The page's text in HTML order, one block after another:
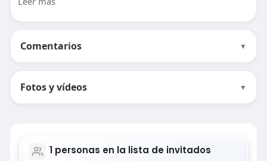
ofrecen ropa y material deportivo de segunda mano o
segunda vida a botas, esquís, mochilas o bicicletas.
Actividades:
Actividades infantiles: escalada en la Chimenea del
Cuentacuentos y talleres para los más pequeños.
Comentarios ▼
Fotos y vídeos ▼
1personas en la lista de invitados